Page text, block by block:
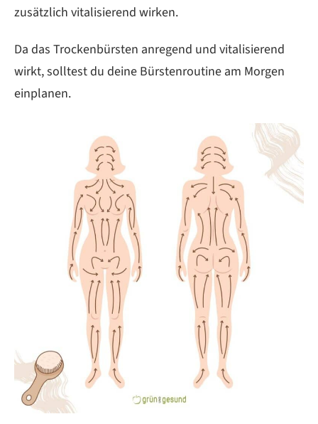
zusätzlich vitalisierend wirken.
Da das Trockenbürsten anregend und vitalisierend
wirkt, solltest du deine Bürstenroutine am Morgen
einplanen.